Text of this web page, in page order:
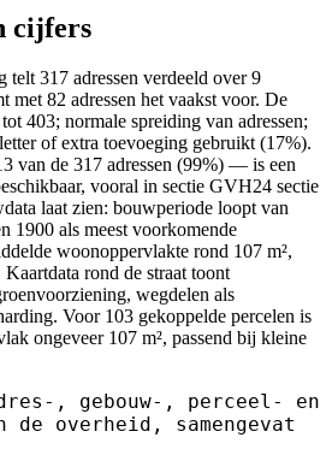
cijfers
telt 317 adressen verdeeld over 9
82 adressen het vaakst voor. De
403; normale spreiding van adressen;
of extra toevoeging gebruikt (17%).
van de 317 adressen (99%) — is een
vooral in sectie GVH24 sectie
laat zien: bouwperiode loopt van
1900 als meest voorkomende
woonoppervlakte rond 107 m²,
rond de straat toont
wegdelen als
Voor 103 gekoppelde percelen is
ongeveer 107 m², passend bij kleine
, gebouw-, perceel- en
de overheid, samengevat